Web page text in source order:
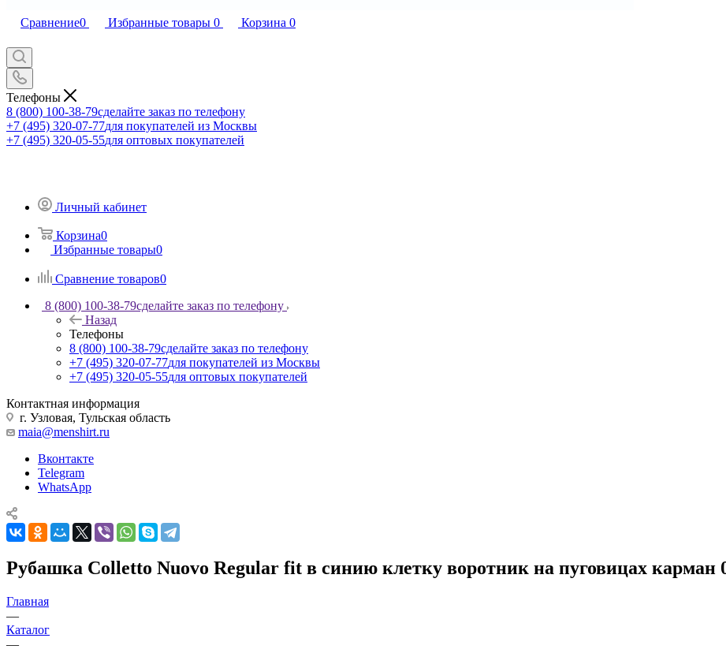
Сравнение0 Избранные товары 0 Корзина 0
Телефоны
8 (800) 100-38-79сделайте заказ по телефону
+7 (495) 320-07-77для покупателей из Москвы
+7 (495) 320-05-55для оптовых покупателей
Личный кабинет
Корзина0
Избранные товары0
Сравнение товаров0
8 (800) 100-38-79сделайте заказ по телефону
Назад
Телефоны
8 (800) 100-38-79сделайте заказ по телефону
+7 (495) 320-07-77для покупателей из Москвы
+7 (495) 320-05-55для оптовых покупателей
Контактная информация
г. Узловая, Тульская область
maia@menshirt.ru
Вконтакте
Telegram
WhatsApp
Рубашка Colletto Nuovo Regular fit в синию клетку воротник на пуговицах карман
Главная
—
Каталог
—